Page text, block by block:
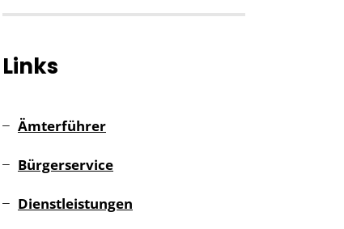
Links
Ämterführer
Bürgerservice
Dienstleistungen